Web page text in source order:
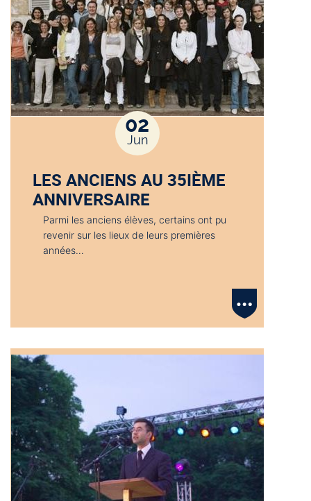
02
Jun
LES ANCIENS AU 35IÈME
ANNIVERSAIRE
Parmi les anciens élèves, certains ont pu
revenir sur les lieux de leurs premières
années…